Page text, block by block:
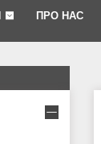
ПРО НАС